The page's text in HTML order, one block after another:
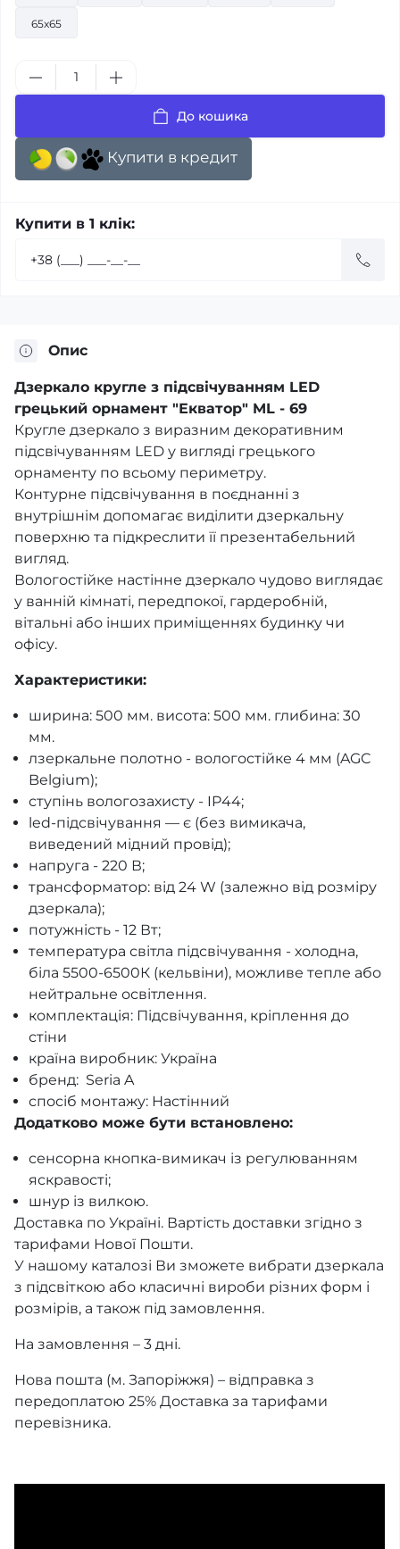
65x65
До кошика
Купити в кредит
Купити в 1 клік:
Опис
Дзеркало кругле з підсвічуванням LED
грецький орнамент "Екватор" ML - 69
Кругле дзеркало з виразним декоративним
підсвічуванням LED у вигляді грецького
орнаменту по всьому периметру.
Контурне підсвічування в поєднанні з
внутрішнім допомагає виділити дзеркальну
поверхню та підкреслити її презентабельний
вигляд.
Вологостійке настінне дзеркало чудово виглядає
у ванній кімнаті, передпокої, гардеробній,
вітальні або інших приміщеннях будинку чи
офісу.
Характеристики:
ширина: 500 мм. висота: 500 мм. глибина: 30
мм.
лзеркальне полотно - вологостійке 4 мм (AGC
Belgium);
ступінь вологозахисту - IP44;
led-підсвічування — є (без вимикача,
виведений мідний провід);
напруга - 220 В;
трансформатор: від 24 W (залежно від розміру
дзеркала);
потужність - 12 Вт;
температура світла підсвічування - холодна,
біла 5500-6500К (кельвіни), можливе тепле або
нейтральне освітлення.
комплектація: Підсвічування, кріплення до
стіни
країна виробник: Україна
бренд: Seria A
спосіб монтажу: Настінний
Додатково може бути встановлено:
сенсорна кнопка-вимикач із регулюванням
яскравості;
шнур із вилкою.
Доставка по Україні. Вартість доставки згідно з
тарифами Нової Пошти.
У нашому каталозі Ви зможете вибрати дзеркала
з підсвіткою або класичні вироби різних форм і
розмірів, а також під замовлення.
На замовлення – 3 дні.
Нова пошта (м. Запоріжжя) – відправка з
передоплатою 25% Доставка за тарифами
перевізника.